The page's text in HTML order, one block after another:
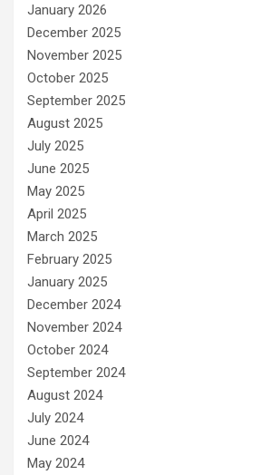
January 2026
December 2025
November 2025
October 2025
September 2025
August 2025
July 2025
June 2025
May 2025
April 2025
March 2025
February 2025
January 2025
December 2024
November 2024
October 2024
September 2024
August 2024
July 2024
June 2024
May 2024